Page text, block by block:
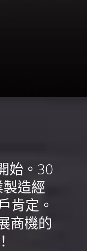
始。30
造經
肯定。
商機的